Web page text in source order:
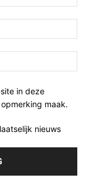
in deze
maak.
nieuws